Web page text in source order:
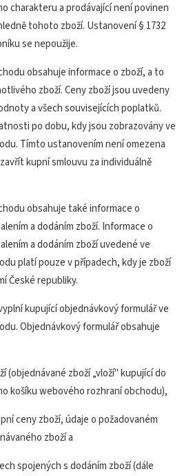
charakteru a prodávající není povinen
tohoto zboží. Ustanovení § 1732
se nepoužije.
obsahuje informace o zboží, a to
zboží. Ceny zboží jsou uvedeny
a všech souvisejících poplatků.
po dobu, kdy jsou zobrazovány ve
Tímto ustanovením není omezena
kupní smlouvu za individuálně
obsahuje také informace o
a dodáním zboží. Informace o
a dodáním zboží uvedené ve
platí pouze v případech, kdy je zboží
České republiky.
kupující objednávkový formulář ve
Objednávkový formulář obsahuje
(objednávané zboží „vloží" kupující do
košíku webového rozhraní obchodu),
ceny zboží, údaje o požadovaném
zboží a
spojených s dodáním zboží (dále